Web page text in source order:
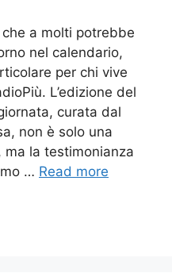
a molti potrebbe
nel calendario,
per chi vive
L’edizione del
curata dal
non è solo una
la testimonianza
… Read more